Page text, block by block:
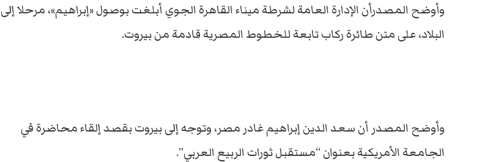
وأوضح المصدرأن الإدارة العامة لشرطة ميناء القاهرة الجوي أبلغت بوصول «إبراهيم»، مرحلا إلى
البلاد، على متن طائرة ركاب تابعة للخطوط المصرية قادمة من بيروت.
وأوضح المصدر أن سعد الدين إبراهيم غادر مصر، وتوجه إلى بيروت بقصد إلقاء محاضرة في
الجامعة الأمريكية بعنوان “مستقبل ثورات الربيع العربي”.